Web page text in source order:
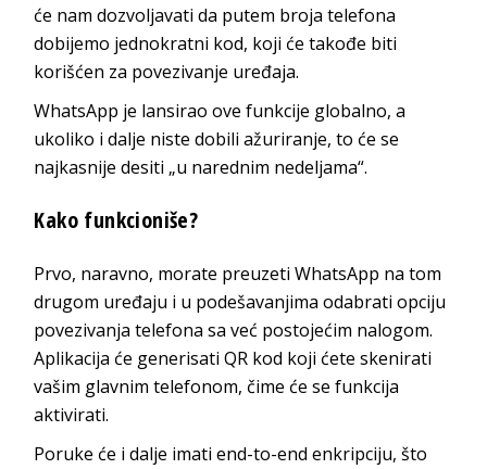
će nam dozvoljavati da putem broja telefona
dobijemo jednokratni kod, koji će takođe biti
korišćen za povezivanje uređaja.
WhatsApp je lansirao ove funkcije globalno, a
ukoliko i dalje niste dobili ažuriranje, to će se
najkasnije desiti „u narednim nedeljama“.
Kako funkcioniše?
Prvo, naravno, morate preuzeti WhatsApp na tom
drugom uređaju i u podešavanjima odabrati opciju
povezivanja telefona sa već postojećim nalogom.
Aplikacija će generisati QR kod koji ćete skenirati
vašim glavnim telefonom, čime će se funkcija
aktivirati.
Poruke će i dalje imati end-to-end enkripciju, što